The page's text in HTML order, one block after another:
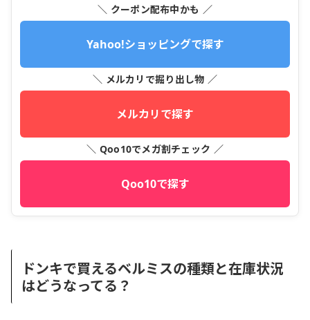
＼ クーポン配布中かも ／
Yahoo!ショッピングで探す
＼ メルカリで掘り出し物 ／
メルカリで探す
＼ Qoo10でメガ割チェック ／
Qoo10で探す
ドンキで買えるベルミスの種類と在庫状況
はどうなってる？